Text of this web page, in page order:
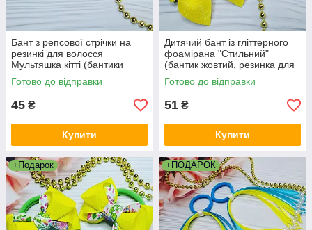
Бант з репсової стрічки на
резинкі для волосся
Мультяшка кітті (бантики
жовті дитячі в школу на
голову модні канзаші)
Готово до відправки
45 ₴
Купити
Дитячий бант із гліттерного
фоамірана "Стильний"
(бантик жовтий, резинка для
волосся, бант на резинкі на
голову)
Готово до відправки
51 ₴
Купити
+Подарок +ПОДАРОК